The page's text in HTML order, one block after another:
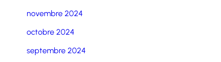
novembre 2024
octobre 2024
septembre 2024